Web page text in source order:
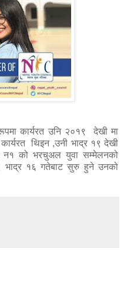
कार्यरत उनि २०१९ देखी मा
थिइन ,उनी भाद्र १९ देखी
न१ को भरचुअल युवा सम्मेलनको
भाद्र १६ गतेबाट सुरु हुने उनको